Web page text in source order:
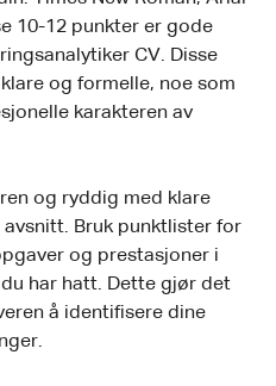
10-12 punkter er gode
CV. Disse
og formelle, noe som
karakteren av
og ryddig med klare
Bruk punktlister for
og prestasjoner i
har hatt. Dette gjør det
å identifisere dine